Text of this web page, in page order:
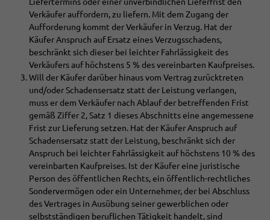
Verkäufer auffordern, zu liefern. Mit dem Zugang der
Aufforderung kommt der Verkäufer in Verzug. Hat der
Käufer Anspruch auf Ersatz eines Verzugsschadens,
beschränkt sich dieser bei leichter Fahrlässigkeit des
Verkäufers auf höchstens 5 % des vereinbarten Kaufpreises.
Will der Käufer darüber hinaus vom Vertrag zurücktreten
und/oder Schadensersatz statt der Leistung verlangen,
muss er dem Verkäufer nach Ablauf der betreffenden Frist
gemäß Ziffer 2, Satz 1 dieses Abschnitts eine angemessene
Frist zur Lieferung setzen. Hat der Käufer Anspruch auf
Schadensersatz statt der Leistung, beschränkt sich der
Anspruch bei leichter Fahrlässigkeit auf höchstens 10 % des
vereinbarten Kaufpreises. Ist der Käufer eine juristische
Person des öffentlichen Rechts, ein öffentlich-rechtliches
Sondervermögen oder ein Unternehmer, der bei Abschluss
des Vertrages in Ausübung seiner gewerblichen oder
selbstständigen beruflichen Tätigkeit handelt, sind